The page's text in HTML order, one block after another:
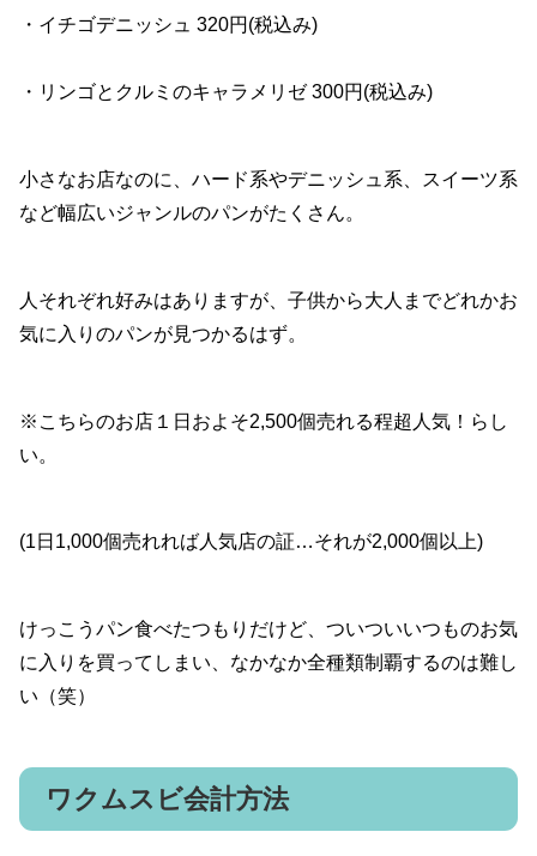
・イチゴデニッシュ 320円(税込み)
・リンゴとクルミのキャラメリゼ 300円(税込み)
小さなお店なのに、ハード系やデニッシュ系、スイーツ系
など幅広いジャンルのパンがたくさん。
人それぞれ好みはありますが、子供から大人までどれかお
気に入りのパンが見つかるはず。
※こちらのお店１日およそ2,500個売れる程超人気！らし
い。
(1日1,000個売れれば人気店の証…それが2,000個以上)
けっこうパン食べたつもりだけど、ついついいつものお気
に入りを買ってしまい、なかなか全種類制覇するのは難し
い（笑）
ワクムスビ会計方法